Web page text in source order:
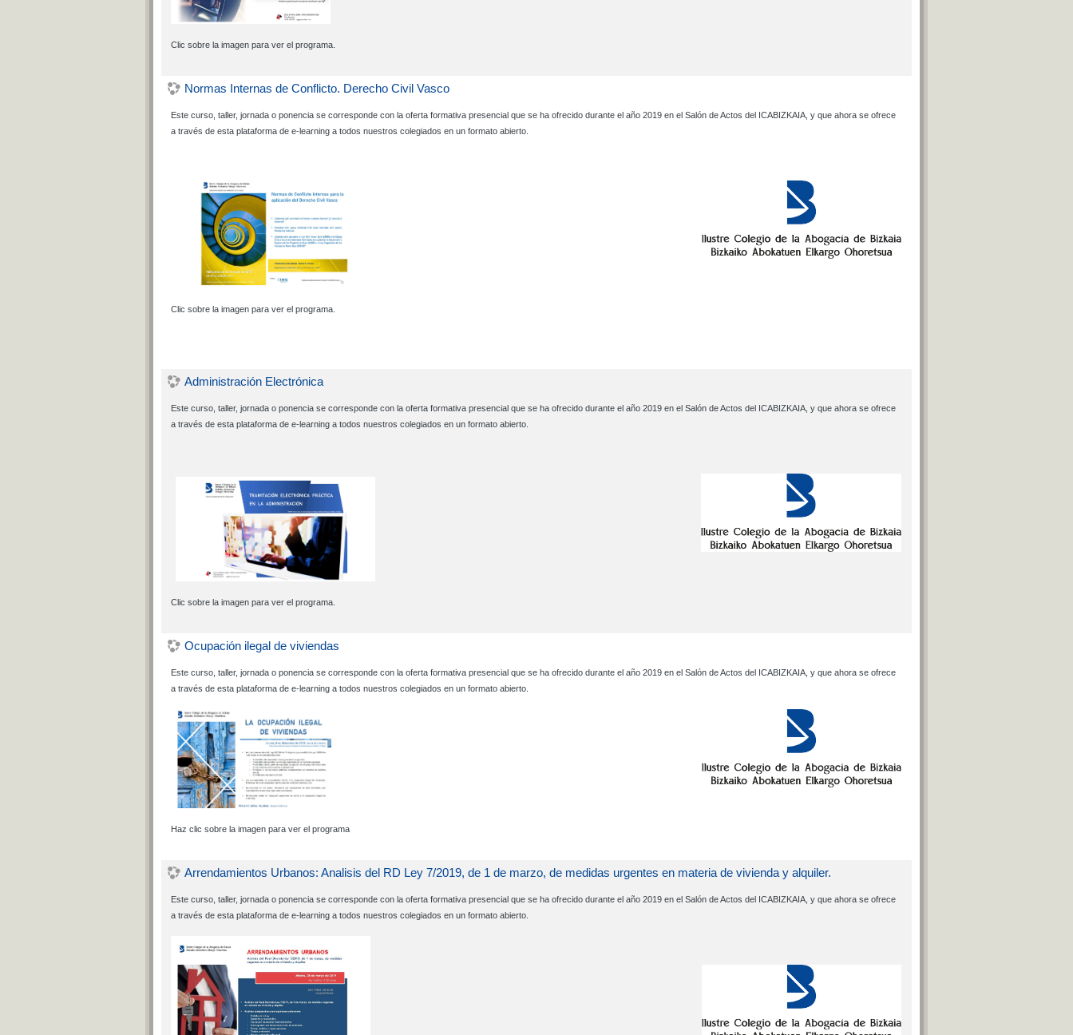
Clic sobre la imagen para ver el programa.
Normas Internas de Conflicto. Derecho Civil Vasco
Este curso, taller, jornada o ponencia se corresponde con la oferta formativa presencial que se ha ofrecido durante el año 2019 en el Salón de Actos del ICABIZKAIA, y que ahora se ofrece
a través de esta plataforma de e-learning a todos nuestros colegiados en un formato abierto.
Clic sobre la imagen para ver el programa.
Administración Electrónica
Este curso, taller, jornada o ponencia se corresponde con la oferta formativa presencial que se ha ofrecido durante el año 2019 en el Salón de Actos del ICABIZKAIA, y que ahora se ofrece
a través de esta plataforma de e-learning a todos nuestros colegiados en un formato abierto.
Clic sobre la imagen para ver el programa.
Ocupación ilegal de viviendas
Este curso, taller, jornada o ponencia se corresponde con la oferta formativa presencial que se ha ofrecido durante el año 2019 en el Salón de Actos del ICABIZKAIA, y que ahora se ofrece
a través de esta plataforma de e-learning a todos nuestros colegiados en un formato abierto.
Haz clic sobre la imagen para ver el programa
Arrendamientos Urbanos: Analisis del RD Ley 7/2019, de 1 de marzo, de medidas urgentes en materia de vivienda y alquiler.
Este curso, taller, jornada o ponencia se corresponde con la oferta formativa presencial que se ha ofrecido durante el año 2019 en el Salón de Actos del ICABIZKAIA, y que ahora se ofrece
a través de esta plataforma de e-learning a todos nuestros colegiados en un formato abierto.